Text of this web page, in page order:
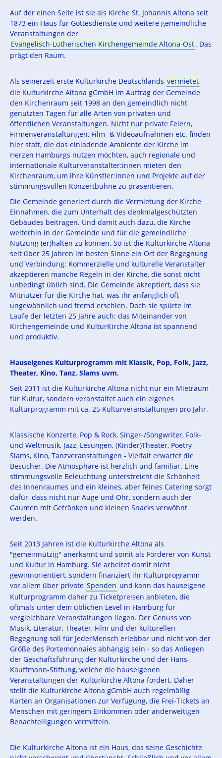
Auf der einen Seite ist sie als Kirche St. Johannis Altona seit
1873 ein Haus für Gottesdienste und weitere gemeindliche
Veranstaltungen der
Evangelisch-Lutherischen Kirchengemeinde Altona-Ost. Das
prägt den Raum.
Als seinerzeit erste Kulturkirche Deutschlands vermietet
die Kulturkirche Altona gGmbH im Auftrag der Gemeinde
den Kirchenraum seit 1998 an den gemeindlich nicht
genutzten Tagen für alle Arten von privaten und
öffentlichen Veranstaltungen. Nicht nur private Feiern,
Firmenveranstaltungen, Film- & Videoaufnahmen etc. finden
hier statt, die das einladende Ambiente der Kirche im
Herzen Hamburgs nutzen möchten, auch regionale und
internationale Kulturveranstalter:innen mieten den
Kirchenraum, um ihre Künstler:innen und Projekte auf der
stimmungsvollen Konzertbühne zu präsentieren.
Die Gemeinde generiert durch die Vermietung der Kirche
Einnahmen, die zum Unterhalt des denkmalgeschützten
Gebäudes beitragen. Und damit auch dazu, die Kirche
weiterhin in der Gemeinde und für die gemeindliche
Nutzung (er)halten zu können. So ist die Kulturkirche Altona
seit über 25 Jahren im besten Sinne ein Ort der Begegnung
und Verbindung: Kommerzielle und kulturelle Veranstalter
akzeptieren manche Regeln in der Kirche, die sonst nicht
unbedingt üblich sind. Die Gemeinde akzeptiert, dass sie
Mitnutzer für die Kirche hat, was ihr anfänglich oft
ungewöhnlich und fremd erschien. Doch sie spürte im
Laufe der letzten 25 Jahre auch: das Miteinander von
Kirchengemeinde und KulturKirche Altona ist spannend
und produktiv.
Hauseigenes Kulturprogramm mit Klassik, Pop, Folk, Jazz,
Theater, Kino, Tanz, Slams uvm.
Seit 2011 ist die Kulturkirche Altona nicht nur ein Mietraum
für Kultur, sondern veranstaltet auch ein eigenes
Kulturprogramm mit ca. 25 Kulturveranstaltungen pro Jahr.
Klassische Konzerte, Pop & Rock, Singer-/Songwriter, Folk-
und Weltmusik, Jazz, Lesungen, (Kinder)Theater, Poetry
Slams, Kino, Tanzveranstaltungen - Vielfalt erwartet die
Besucher. Die Atmosphäre ist herzlich und familiär. Eine
stimmungsvolle Beleuchtung unterstreicht die Schönheit
des Innenraumes und ein kleines, aber feines Catering sorgt
dafür, dass nicht nur Auge und Ohr, sondern auch der
Gaumen mit Getränken und kleinen Snacks verwöhnt
werden.
Seit 2013 Jahren ist die Kulturkirche Altona als
"gemeinnützig" anerkannt und somit als Förderer von Kunst
und Kultur in Hamburg. Sie arbeitet damit nicht
gewinnorientiert, sondern finanziert ihr Kulturprogramm
vor allem über private Spenden und kann das hauseigene
Kulturprogramm daher zu Ticketpreisen anbieten, die
oftmals unter dem üblichen Level in Hamburg für
vergleichbare Veranstaltungen liegen. Der Genuss von
Musik, Literatur, Theater, Film und der kulturellen
Begegnung soll für JederMensch erlebbar und nicht von der
Größe des Portemonnaies abhängig sein - so das Anliegen
der Geschäftsführung der Kulturkirche und der Hans-
Kauffmann-Stiftung, welche die hauseigenen
Veranstaltungen der Kulturkirche Altona fördert. Daher
stellt die Kulturkirche Altona gGmbH auch regelmäßig
Karten an Organisationen zur Verfügung, die Frei-Tickets an
Menschen mit geringem Einkommen oder anderweitigen
Benachteiligungen vermitteln.
Die Kulturkirche Altona ist ein Haus, das seine Geschichte